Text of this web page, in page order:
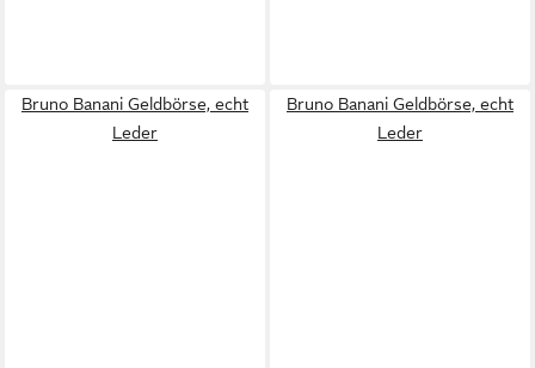
Bruno Banani Geldbörse, echt
Leder
Bruno Banani Geldbörse, echt
Leder